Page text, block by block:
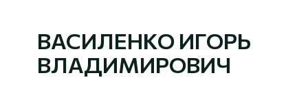
ВАСИЛЕНКО ИГОРЬ
ВЛАДИМИРОВИЧ